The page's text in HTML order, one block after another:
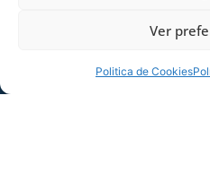
Ver
Politica de Cookies
e participe de ações
Participe e Boa Sorte!